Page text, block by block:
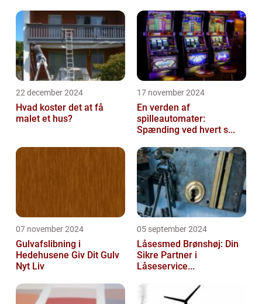
22 december 2024
Hvad koster det at få
malet et hus?
17 november 2024
En verden af
spilleautomater:
Spænding ved hvert s...
07 november 2024
Gulvafslibning i
Hedehusene Giv Dit Gulv
Nyt Liv
05 september 2024
Låsesmed Brønshøj: Din
Sikre Partner i
Låseservice...